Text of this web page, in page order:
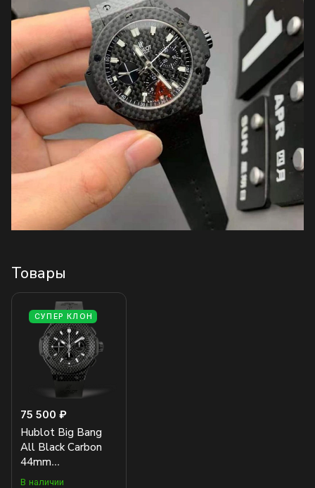
Товары
СУПЕР КЛОН
75 500 ₽
Hublot Big Bang
All Black Carbon
44mm
301.QX.1740.GR
В наличии